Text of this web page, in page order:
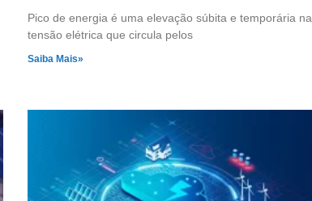
Pico de energia é uma elevação súbita e temporária na
tensão elétrica que circula pelos
Saiba Mais»